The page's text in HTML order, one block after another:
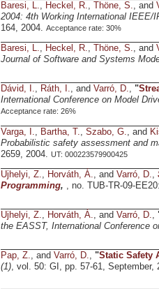
Baresi, L. Heckel, R. Thöne, S. , and
2004: 4th Working International IEEE/
164, 2004.
Acceptance rate: 30%
Baresi, L., Heckel, R., Thöne, S., and
Journal of Software and Systems
Dávid, I., Ráth, I., and Varró, D., "
International Conference on Model
Acceptance rate: 26%
Varga, I. Bartha, T. Szabo, G. , and
Probabilistic safety assessment and
2659, 2004.
UT: 000223579900425
Ujhelyi, Z., Horváth, Á., and Varró, D.,
Programming, , no. TUB-TR-09-
Ujhelyi, Z., Horváth, Á., and Varró, D.,
the EASST, International Conference
Pap, Z. , and Varró, D. "Static Safety
(1), vol. 50: GI, pp. 57-61, September,